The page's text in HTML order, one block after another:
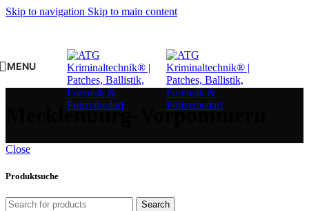
Skip to navigation Skip to main content
MENU
Mecklenburg-Vorpommern
Close
Produktsuche
Search